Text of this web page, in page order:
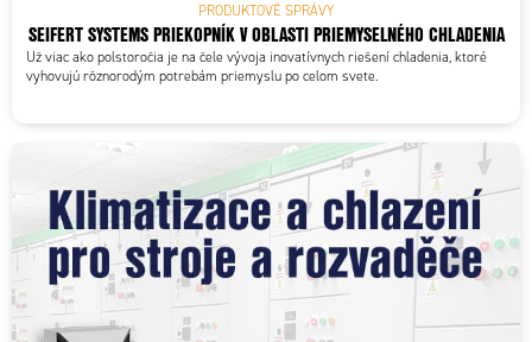
PRODUKTOVÉ SPRÁVY
SEIFERT SYSTEMS PRIEKOPNÍK V OBLASTI PRIEMYSELNÉHO CHLADENIA
Už viac ako polstoročia je na čele vývoja inovatívnych riešení chladenia, ktoré
vyhovujú rôznorodým potrebám priemyslu po celom svete.